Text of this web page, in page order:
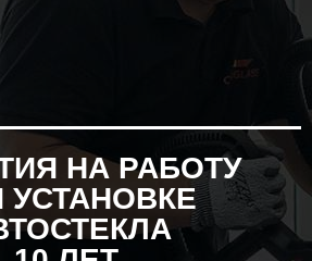
НА РАБОТУ
УСТАНОВКЕ